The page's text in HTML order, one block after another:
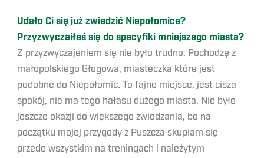
Udało Ci się już zwiedzić Niepołomice?
Przyzwyczaiłeś się do specyfiki mniejszego miasta?
Z przyzwyczajeniem się nie było trudno. Pochodzę z
małopolskiego Głogowa, miasteczka które jest
podobne do Niepołomic. To fajne miejsce, jest cisza
spokój, nie ma tego hałasu dużego miasta. Nie było
jeszcze okazji do większego zwiedzania, bo na
początku mojej przygody z Puszcza skupiam się
przede wszystkim na treningach i należytym